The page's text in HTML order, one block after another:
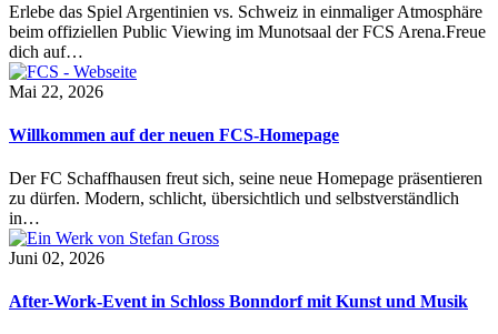
Erlebe das Spiel Argentinien vs. Schweiz in einmaliger Atmosphäre
beim offiziellen Public Viewing im Munotsaal der FCS Arena.Freue
dich auf…
Mai 22, 2026
Willkommen auf der neuen FCS-Homepage
Der FC Schaffhausen freut sich, seine neue Homepage präsentieren
zu dürfen. Modern, schlicht, übersichtlich und selbstverständlich
in…
Juni 02, 2026
After-Work-Event in Schloss Bonndorf mit Kunst und Musik